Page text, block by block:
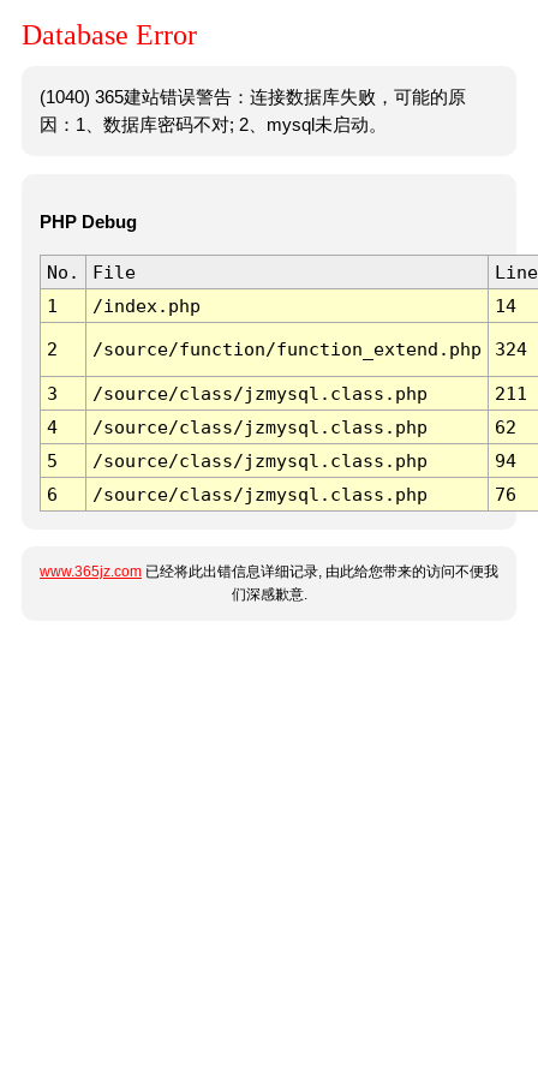
Database Error
(1040) 365建站错误警告：连接数据库失败，可能的原
因：1、数据库密码不对; 2、mysql未启动。
PHP Debug
No. File
Line
1
/index.php 14
2 /source/function/function_extend.php 324
3 /source/class/jzmysql.class.php
211
4
/source/class/jzmysql.class.php
62
5
/source/class/jzmysql.class.php
94
6
/source/class/jzmysql.class.php 76
www.365jz.com 已经将此出错信息详细记录, 由此给您带来的访问不便我
们深感歉意.